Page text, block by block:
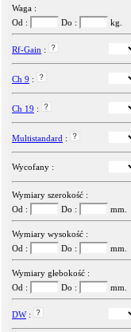
Waga :
Od :
Do : kg.
Rf-Gain :
Ch 9 :
Ch 19 :
Multistandard :
Wycofany :
Wymiary szerokość :
Od :
Do : mm.
Wymiary wysokość :
Od :
Do : mm.
Wymiary głebokość :
Od :
Do : mm.
DW: